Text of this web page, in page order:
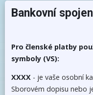
Bankovní
Pro členské platby
symboly (VS):
XXXX- je vaše osobní
Sborovém dopisu nebo